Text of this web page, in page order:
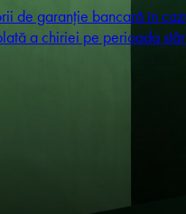
de garanție bancară în
a chiriei pe perioada